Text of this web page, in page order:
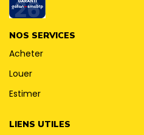
NOS SERVICES
Acheter
Louer
Estimer
LIENS UTILES